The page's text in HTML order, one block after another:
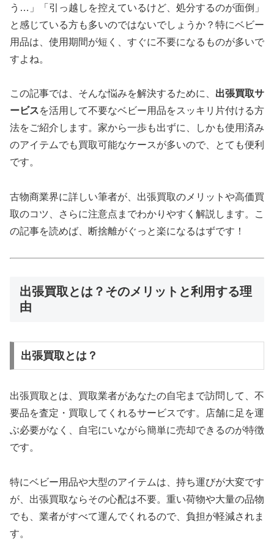
う…」「引っ越しを控えているけど、処分するのが面倒」
と感じている方も多いのではないでしょうか？特にベビー
用品は、使用期間が短く、すぐに不要になるものが多いで
すよね。
この記事では、そんな悩みを解決するために、 出張買取サ
ービスを活用して不要なベビー用品をスッキリ片付ける方
法をご紹介します。家から一歩も出ずに、しかも使用済み
のアイテムでも買取可能なケースが多いので、とても便利
です。
古物商業界に詳しい筆者が、出張買取のメリットや高価買
取のコツ、さらに注意点までわかりやすく解説します。こ
の記事を読めば、断捨離がぐっと楽になるはずです！
出張買取とは？そのメリットと利用する理
由
出張買取とは？
出張買取とは、買取業者があなたの自宅まで訪問して、不
要品を査定・買取してくれるサービスです。店舗に足を運
ぶ必要がなく、自宅にいながら簡単に売却できるのが特徴
です。
特にベビー用品や大型のアイテムは、持ち運びが大変です
が、出張買取ならその心配は不要。重い荷物や大量の品物
でも、業者がすべて運んでくれるので、負担が軽減されま
す。